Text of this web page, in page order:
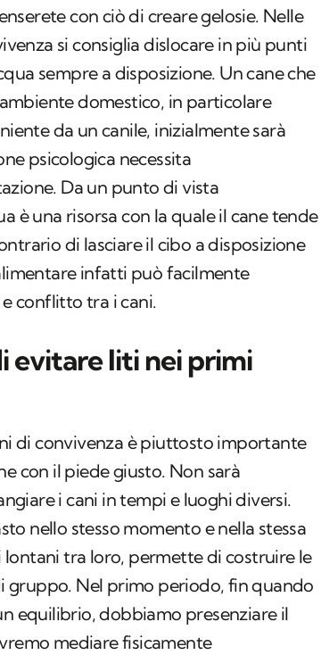
con ciò di creare gelosie. Nelle
si consiglia dislocare in più punti
sempre a disposizione. Un cane che
domestico, in particolare
da un canile, inizialmente sarà
psicologica necessita
Da un punto di vista
è una risorsa con la quale il cane tende
di lasciare il cibo a disposizione
infatti può facilmente
conflitto tra i cani.
evitare liti nei primi
di convivenza è piuttosto importante
con il piede giusto. Non sarà
i cani in tempi e luoghi diversi.
nello stesso momento e nella stessa
tra loro, permette di costruire le
gruppo. Nel primo periodo, fin quando
equilibrio, dobbiamo presenziare il
mediare fisicamente